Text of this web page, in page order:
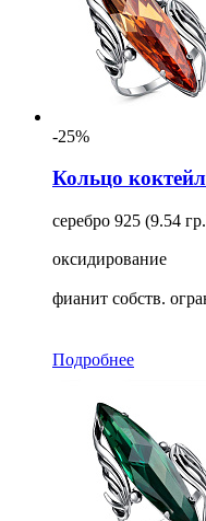
-25%
Кольцо
серебро 925 (9.54
оксидирование
фианит собств.
Подробнее